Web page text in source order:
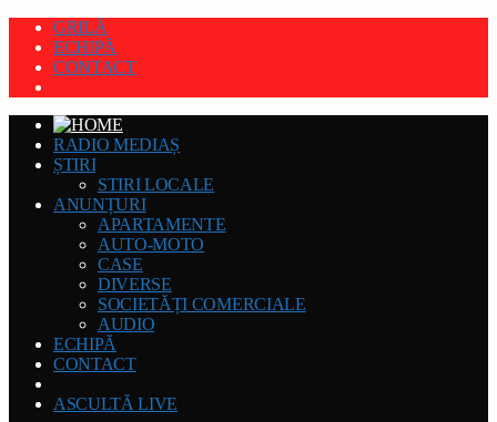
GRILĂ
ECHIPĂ
CONTACT
RADIO MEDIAȘ
ȘTIRI
STIRI LOCALE
ANUNȚURI
APARTAMENTE
AUTO-MOTO
CASE
DIVERSE
SOCIETĂȚI COMERCIALE
AUDIO
ECHIPĂ
CONTACT
ASCULTĂ LIVE